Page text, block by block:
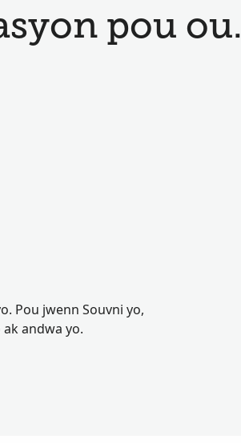
pou ou.
Pou jwenn Souvni yo,
andwa yo.